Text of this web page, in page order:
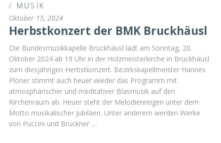
/ MUSIK
Oktober 15, 2024
Herbstkonzert der BMK Bruckhäusl
Die Bundesmusikkapelle Bruckhäusl lädt am Sonntag, 20.
Oktober 2024 ab 19 Uhr in der Holzmeisterkirche in Bruckhäusl
zum diesjährigen Herbstkonzert. Bezirkskapellmeister Hannes
Ploner stimmt auch heuer wieder das Programm mit
atmosphärischer und meditativer Blasmusik auf den
Kirchenraum ab. Heuer steht der Melodienreigen unter dem
Motto musikalischer Jubiläen. Unter anderem werden Werke
von Puccini und Bruckner …